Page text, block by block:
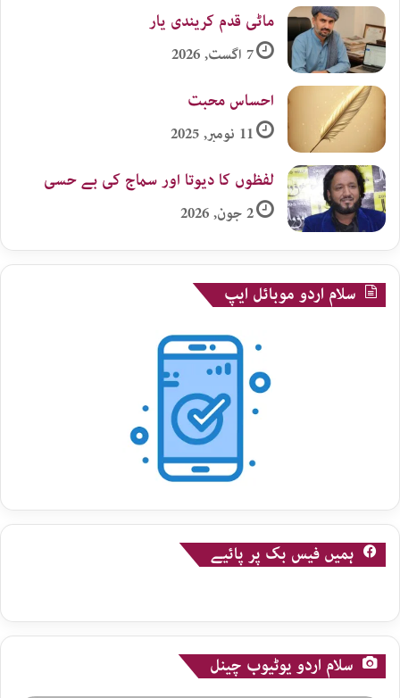
ماٹی قدم کریندی یار
7 اگست, 2026
احساس محبت
11 نومبر, 2025
لفظوں کا دیوتا اور سماج کی بے حسی
2 جون, 2026
سلام اردو موبائل ایپ
ہمیں فیس بک پر پائیے
سلام اردو یوٹیوب چینل